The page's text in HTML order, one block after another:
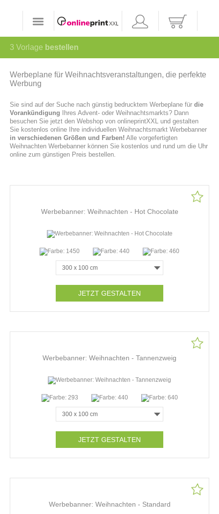
3 Vorlage bestellen
Werbeplane für Weihnachtsveranstaltungen, die perfekte
Werbung
Sie sind auf der Suche nach günstig bedrucktem Werbeplane für die
Vorankündigung Ihres Advent- oder Weihnachtsmarkts? Dann
besuchen Sie jetzt den Webshop von onlineprintXXL und gestalten
Sie kostenlos online Ihre individuellen Weihnachtsmarkt Werbebanner
in verschiedenen Größen und Farben! Alle vorgefertigten
Weihnachten Werbebanner können Sie kostenlos und rund um die Uhr
online zum günstigen Preis bestellen.
Werbebanner: Weihnachten - Hot Chocolate
JETZT GESTALTEN
Werbebanner: Weihnachten - Tannenzweig
JETZT GESTALTEN
Werbebanner: Weihnachten - Standard